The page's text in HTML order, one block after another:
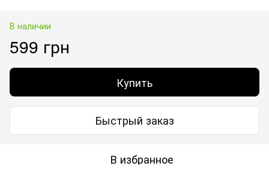
В наличии
599 грн
Купить
Быстрый заказ
В избранное